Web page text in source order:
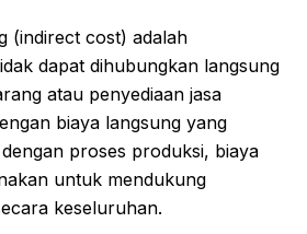
(indirect cost) adalah
dapat dihubungkan langsung
atau penyediaan jasa
biaya langsung yang
proses produksi, biaya
untuk mendukung
keseluruhan.